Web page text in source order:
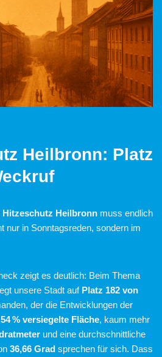
Heilbronn: Platz
Hitzeschutz Heilbronn muss endlich
nur in Sonntagsreden, sondern im
zeigt es deutlich: Beim Thema
unsere Stadt auf Platz 182 von
der die Entwicklungen der
54 % versiegelte Fläche, kaum mehr
und eine durchschnittliche
36,66 Grad sprechen für sich. Dass